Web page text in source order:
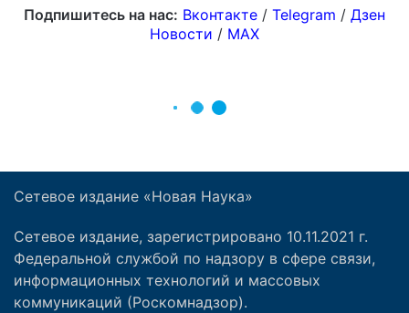
Сетевое издание «Новая Наука»
Сетевое издание, зарегистрировано 10.11.2021 г.
Федеральной службой по надзору в сфере связи,
информационных технологий и массовых
коммуникаций (Роскомнадзор).